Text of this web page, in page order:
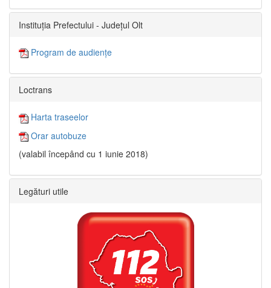
Instituția Prefectului - Județul Olt
Program de audiențe
Loctrans
Harta traseelor
Orar autobuze
(valabil începând cu 1 iunie 2018)
Legături utile